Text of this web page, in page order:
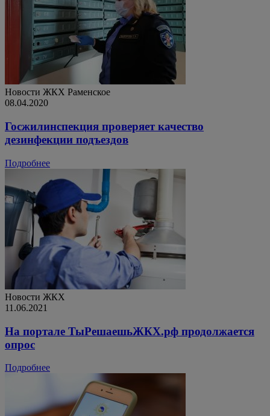
Новости ЖКХ Раменское
08.04.2020
Госжилинспекция проверяет качество
дезинфекции подъездов
Подробнее
Новости ЖКХ
11.06.2021
На портале ТыРешаешьЖКХ.рф продолжается
опрос
Подробнее